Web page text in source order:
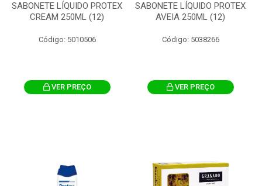
SABONETE LÍQUIDO PROTEX
CREAM 250ML (12)
Código: 5010506
VER PREÇO
SABONETE LÍQUIDO PROTEX
AVEIA 250ML (12)
Código: 5038266
VER PREÇO